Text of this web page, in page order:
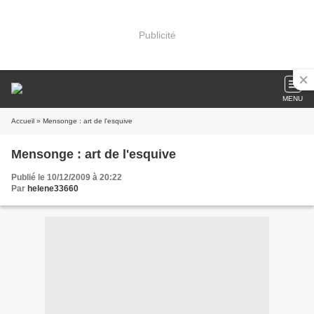
Publicité
MENU
Accueil » Mensonge : art de l'esquive
Mensonge : art de l'esquive
Publié le 10/12/2009 à 20:22
Par helene33660